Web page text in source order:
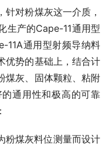
对粉煤灰这一介质，
生产的Cape-11通用型
11A通用型射频导纳料
优势的基础上，结合计
煤灰、固体颗粒、粘附
通用性和极高的可靠
煤灰料位测量而设计